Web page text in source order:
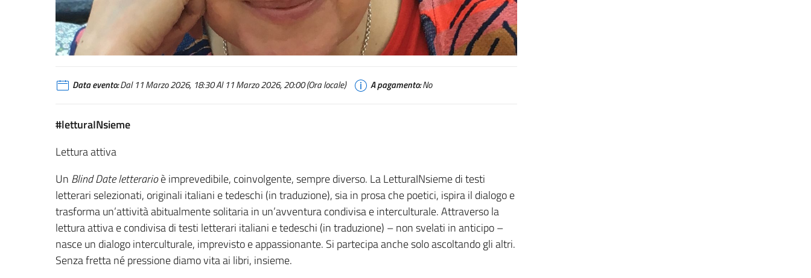
Data evento:Dal 11 Marzo 2026, 18:30 Al 11 Marzo 2026, 20:00 (Ora locale) A pagamento:No
#letturaINsieme
Lettura attiva
Un Blind Date letterarioè imprevedibile, coinvolgente, sempre diverso. LaLetturaINsiemedi testi
letterari selezionati, originali italiani e tedeschi (in traduzione), sia in prosa che poetici, ispira il dialogo e
trasforma un’attività abitualmente solitaria in un’avventura condivisa e interculturale. Attraverso la
lettura attiva e condivisa di testi letterari italiani e tedeschi (in traduzione) – non svelati in anticipo –
nasce un dialogo interculturale, imprevisto e appassionante. Si partecipa anchesoloascoltando gli altri.
Senza fretta né pressione diamo vita ai libri, insieme.